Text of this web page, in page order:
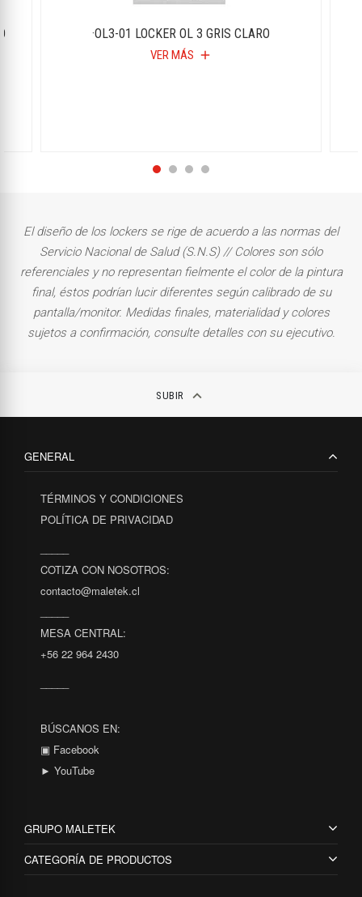
·OL3-01 LOCKER OL 3 GRIS CLARO
VER MÁS add
El diseño de los lockers se rige de acuerdo a las normas del
Servicio Nacional de Salud (S.N.S) // Colores son sólo
referenciales y no representan fielmente el color de la pintura
final, éstos podrían lucir diferentes según calibrado de su
pantalla/monitor. Medidas finales, materialidad y colores
sujetos a confirmación, consulte detalles con su ejecutivo.
SUBIR keyboard_arrow_up
GENERAL
TÉRMINOS Y CONDICIONES
POLÍTICA DE PRIVACIDAD
COTIZA CON NOSOTROS:
contacto@maletek.cl
MESA CENTRAL:
+56 22 964 2430
BÚSCANOS EN:
▣ Facebook
► YouTube
GRUPO MALETEK
CATEGORÍA DE PRODUCTOS